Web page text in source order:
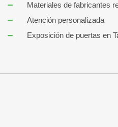
Materiales de fabricantes
Atención personalizada
Exposición de puertas en